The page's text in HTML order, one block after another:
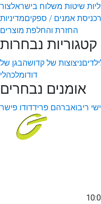
שיטות משלוח בישראלצור
כניסת אמנים / ספקיםמדיניות
החזרת והחלפת מוצרים
קטגוריות נבחרות
ניצוצות של קדושהבגן של
דודומלכהלי
אומנים נבחרים
ישי ריבואברהם פרידדודו פישר